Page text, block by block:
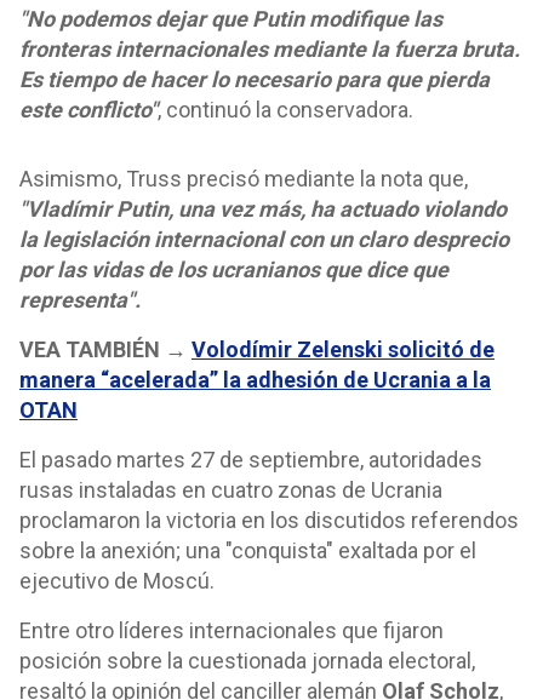
"No podemos dejar que Putin modifique las
fronteras internacionales mediante la fuerza bruta.
Es tiempo de hacer lo necesario para que pierda
este conflicto", continuó la conservadora.
Asimismo, Truss precisó mediante la nota que,
"Vladímir Putin, una vez más, ha actuado violando
la legislación internacional con un claro desprecio
por las vidas de los ucranianos que dice que
representa".
VEA TAMBIÉN → Volodímir Zelenski solicitó de
manera “acelerada” la adhesión de Ucrania a la
OTAN
El pasado martes 27 de septiembre, autoridades
rusas instaladas en cuatro zonas de Ucrania
proclamaron la victoria en los discutidos referendos
sobre la anexión; una "conquista" exaltada por el
ejecutivo de Moscú.
Entre otro líderes internacionales que fijaron
posición sobre la cuestionada jornada electoral,
resaltó la opinión del canciller alemán Olaf Scholz,